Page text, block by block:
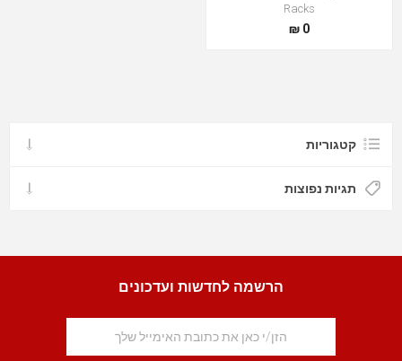
Racks
0 ₪
קטגוריות
תגיות נפוצות
הרשמה לחדשות ועדכונים